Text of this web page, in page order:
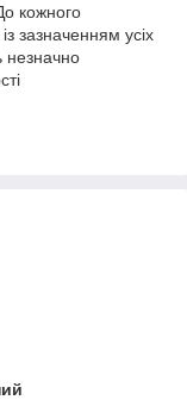
кожного
зазначенням усіх
незначно